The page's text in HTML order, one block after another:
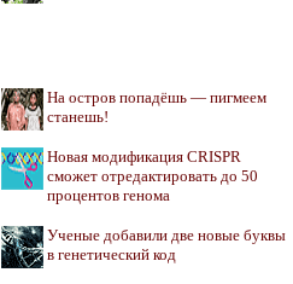
На остров попадёшь — пигмеем
станешь!
Новая модификация CRISPR
сможет отредактировать до 50
процентов генома
Ученые добавили две новые буквы
в генетический код